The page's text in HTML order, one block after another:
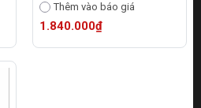
Thêm vào báo giá
1.840.000₫